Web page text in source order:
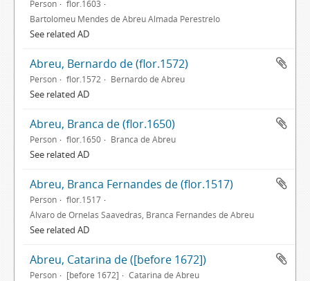
Person
flor.1603
Bartolomeu Mendes de Abreu Almada Perestrelo
See related AD
Abreu, Bernardo de (flor.1572)
Person flor.1572 Bernardo de Abreu
See related AD
Abreu, Branca de (flor.1650)
Person flor.1650 Branca de Abreu
See related AD
Abreu, Branca Fernandes de (flor.1517)
Person
flor.1517
Álvaro de Ornelas Saavedras, Branca Fernandes de Abreu
See related AD
Abreu, Catarina de ([before 1672])
Person [before 1672] Catarina de Abreu